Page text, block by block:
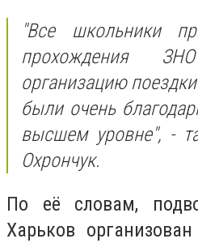
"Все школьники
прохождения
организацию
были очень
высшем уровне", -
Охрончук.
По её словам,
Харьков